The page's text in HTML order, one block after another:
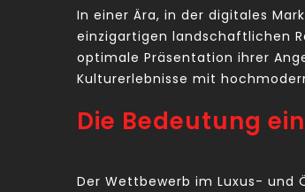
In einer Ära, in der digitales
einzigartigen landschaftlichen
optimale Präsentation ihrer
Kulturerlebnisse mit
Die Bedeutung
Der Wettbewerb im Luxus- und